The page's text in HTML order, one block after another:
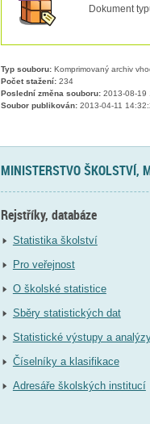
Dokument
Typ souboru:Komprimovaný archiv
Počet stažení:234
Poslední změna souboru:2013-08-19
Soubor publikován:2013-04-11
MINISTERSTVO ŠKOLSTVÍ,
Rejstříky, databáze
Statistika školství
Pro veřejnost
O školské statistice
Sběry statistických dat
Statistické výstupy a
Číselníky a klasifikace
Adresáře školských institucí